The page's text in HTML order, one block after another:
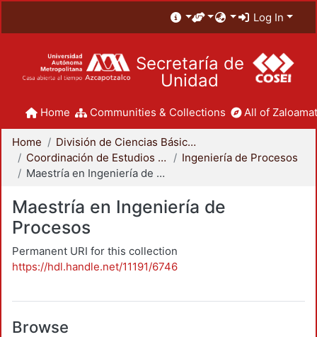
Log In
Secretaría de
Unidad
Home Communities & Collections All of
Home
División de Ciencias Básicas e Ingeniería
Coordinación de Estudios de Posgrado - CBI
Ingeniería de Procesos
Maestría en Ingeniería de Procesos
Maestría en Ingeniería de
Procesos
Permanent URI for this collection
https://hdl.handle.net/11191/6746
Browse